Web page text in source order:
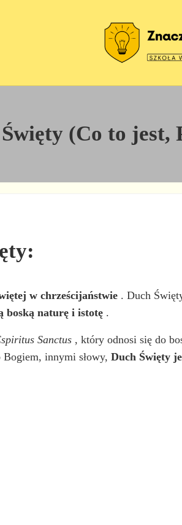
(Co to
w chrześcijaństwie . Duch
boską naturę i istotę .
Sanctus , który odnosi się do
Bogiem, innymi słowy,Duch Święty